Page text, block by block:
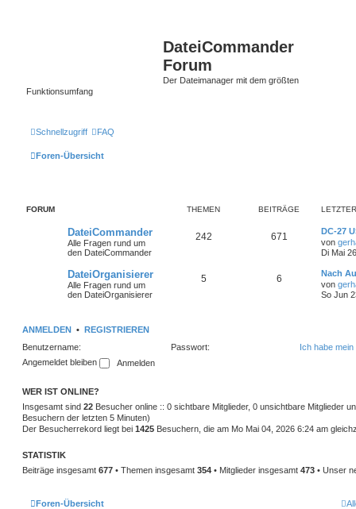
DateiCommander
Forum
Der Dateimanager mit dem größten
Funktionsumfang
Schnellzugriff FAQ
Foren-Übersicht
FORUM THEMEN BEITRÄGE
DateiCommander
Alle Fragen rund um
den DateiCommander
242 671
DC-27
von
Di Mai
DateiOrganisierer
Alle Fragen rund um
den DateiOrganisierer
5 6
Nach
von
So Jun
ANMELDEN • REGISTRIEREN
Benutzername:
Passwort:
Ich habe
Angemeldet bleiben
WER IST ONLINE?
Insgesamt sind 22 Besucher online :: 0 sichtbare Mitglieder, 0 unsichtbare Mitglieder
Besuchern der letzten 5 Minuten)
Der Besucherrekord liegt bei 1425 Besuchern, die am Mo Mai 04, 2026 6:24 am
STATISTIK
Beiträge insgesamt 677 • Themen insgesamt 354 • Mitglieder insgesamt 473 • Unser
Foren-Übersicht